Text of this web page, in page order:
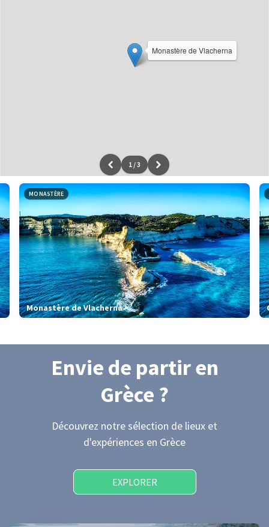
Monastère de Vlacherna
Leaflet|données ©OpenStreetMap/ODbL - renduOSM France
1 /3
MONASTÈRE
Monastère de Vlacherna
Envie de partiren
Grèce ?
Découvrez notre sélection de lieux et
d'expériences en Grèce
EXPLORER